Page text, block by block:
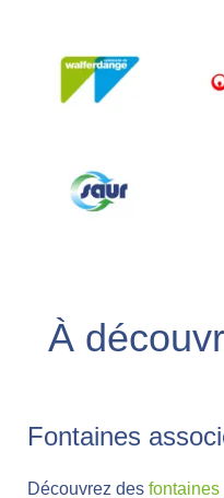
À
Fontaines
Découvrez des fontaines